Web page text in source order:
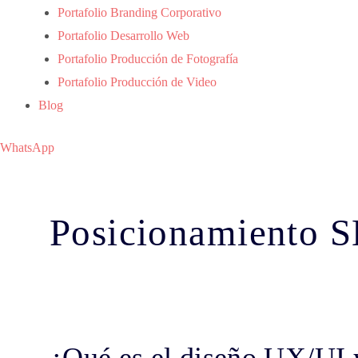
Portafolio Branding Corporativo
Portafolio Desarrollo Web
Portafolio Producción de Fotografía
Portafolio Producción de Video
Blog
WhatsApp
Posicionamiento